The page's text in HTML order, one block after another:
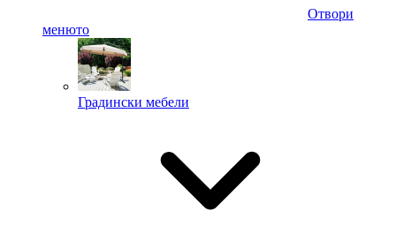
Отвори
менюто
Градински мебели